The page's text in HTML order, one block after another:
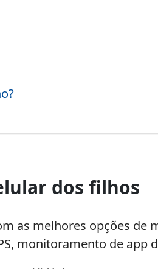
dos filhos
as melhores opções de
monitoramento de app